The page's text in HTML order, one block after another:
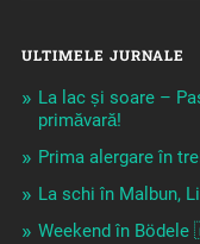
ULTIMELE JURNALE
La lac și soare –
primăvară!
Prima alergare în
La schi în Malbun,
Weekend în